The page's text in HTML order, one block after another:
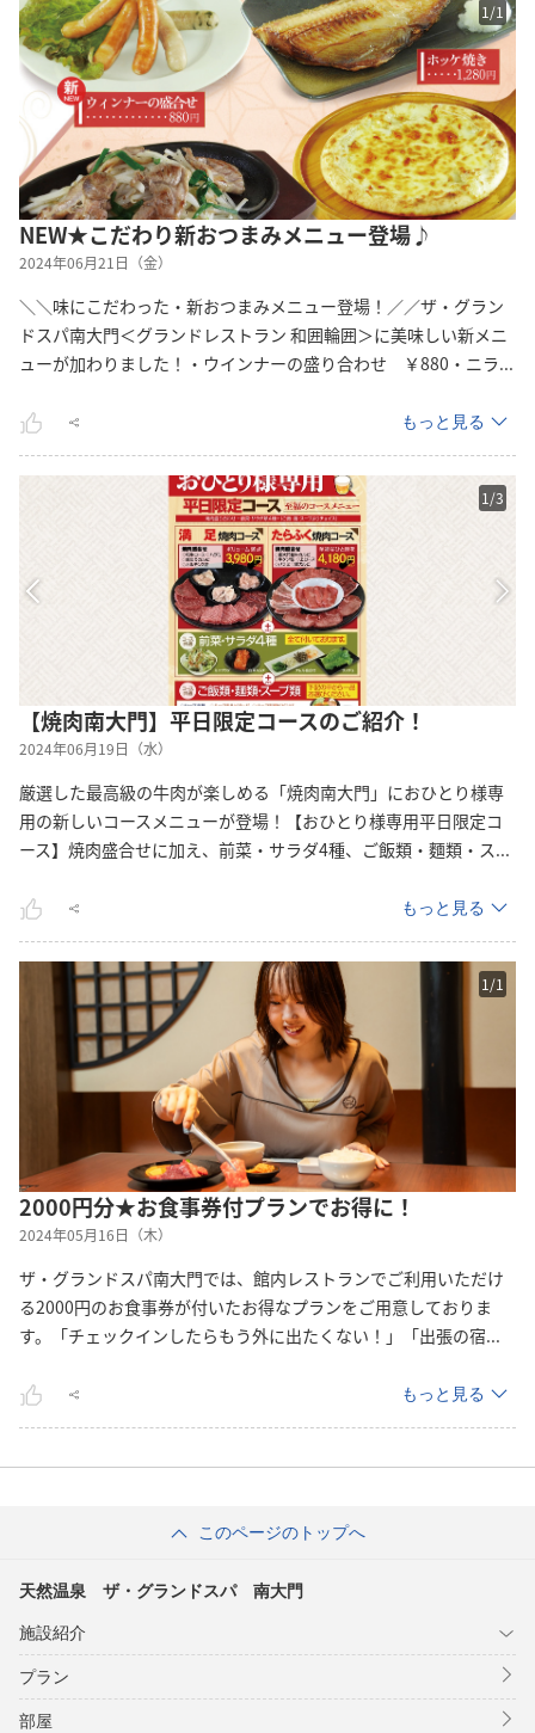
1 /1
NEW★こだわり新おつまみメニュー登場♪
2024年06月21日（金）
＼＼味にこだわった・新おつまみメニュー登場！／／ザ・グラン
ドスパ南大門＜グランドレストラン 和囲輪囲＞に美味しい新メニ
ューが加わりました！・ウインナーの盛り合わせ ￥880・ニラ...
もっと見る
1 /3
【焼肉南大門】平日限定コースのご紹介！
2024年06月19日（水）
厳選した最高級の牛肉が楽しめる「焼肉南大門」におひとり様専
用の新しいコースメニューが登場！【おひとり様専用平日限定コ
ース】焼肉盛合せに加え、前菜・サラダ4種、ご飯類・麵類・ ス...
もっと見る
1 /1
2000円分★お食事券付プランでお得に！
2024年05月16日（木）
ザ・グランドスパ南大門では、館内レストランでご利用いただけ
る2000円のお食事券が付いたお得なプランをご用意しておりま
す。「チェックインしたらもう外に出たくない！」「出張の宿...
もっと見る
このページのトップへ
天然温泉 ザ・グランドスパ 南大門
施設紹介
プラン
部屋